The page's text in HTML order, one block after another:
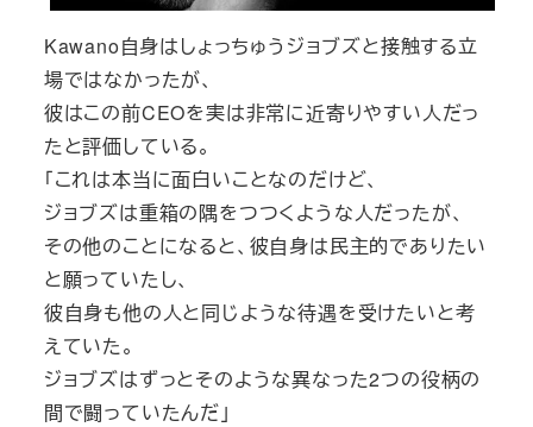
Kawano自身はしょっちゅうジョブズと接触する立
場ではなかったが、
彼はこの前CEOを実は非常に近寄りやすい人だっ
たと評価している。
「これは本当に面白いことなのだけど、
ジョブズは重箱の隅をつつくような人だったが、
その他のことになると、彼自身は民主的でありたい
と願っていたし、
彼自身も他の人と同じような待遇を受けたいと考
えていた。
ジョブズはずっとそのような異なった2つの役柄の
間で闘っていたんだ」